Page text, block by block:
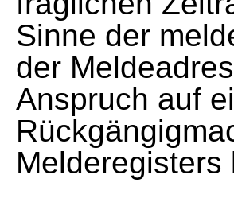
Sinne der
der
Anspruch auf